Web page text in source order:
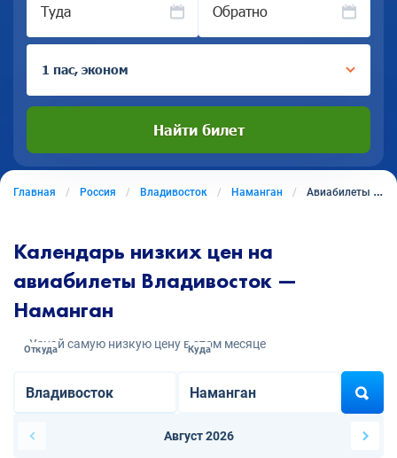
Туда Обратно
1 пас, эконом
Найти билет
Главная Россия Владивосток Наманган Авиабилеты из Владивостока в Наманган
Календарь низких цен на
авиабилеты Владивосток —
Наманган
Узнай самую низкую цену в этом месяце
Откуда Куда
Август 2026